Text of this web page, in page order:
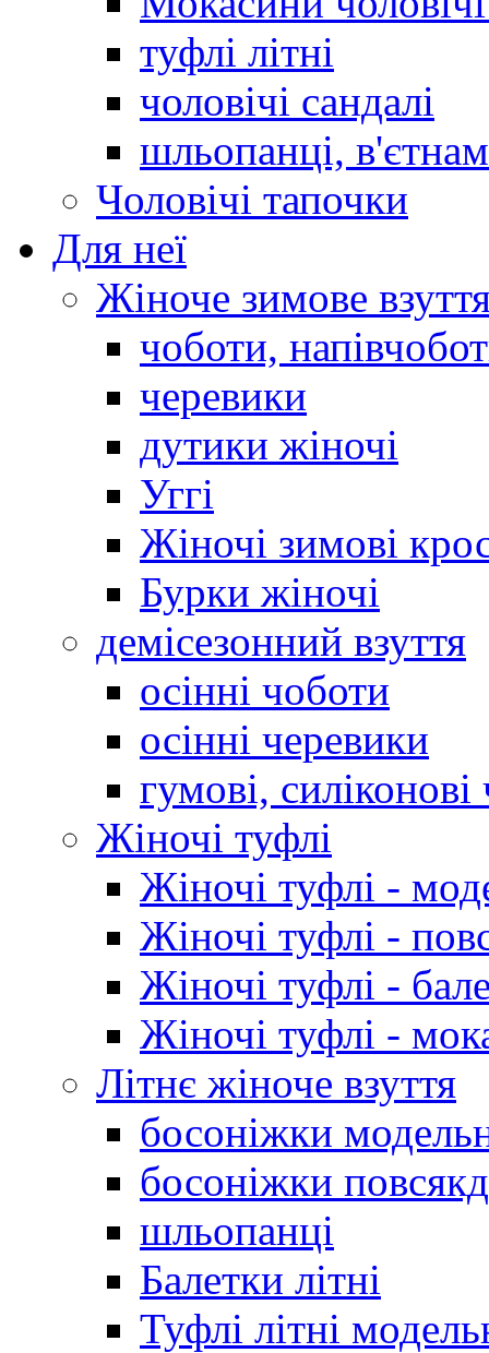
туфлі літні
чоловічі сандалі
шльопанці,
Чоловічі тапочки
Для неї
Жіноче зимове
чоботи,
черевики
дутики жіночі
Уггі
Жіночі зимові
Бурки жіночі
демісезонний взуття
осінні чоботи
осінні черевики
гумові,
Жіночі туфлі
Жіночі туфлі -
Жіночі туфлі -
Жіночі туфлі -
Жіночі туфлі -
Літнє жіноче взуття
босоніжки
босоніжки
шльопанці
Балетки літні
Туфлі літні